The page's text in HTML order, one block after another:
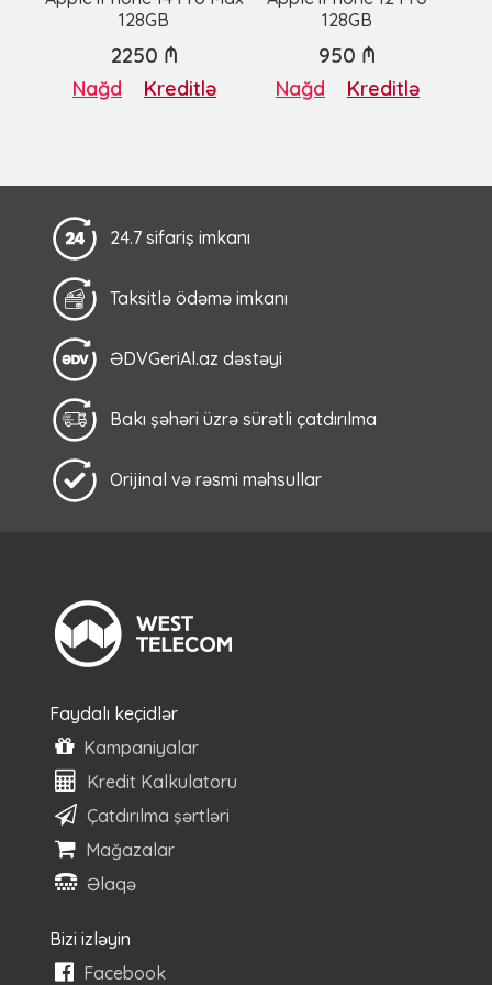
128GB
128GB
2250 ₼
Nağd Kreditlə
950 ₼
Nağd Kreditlə
24.7 sifariş imkanı
Taksitlə ödəmə imkanı
ƏDVGeriAl.az dəstəyi
Bakı şəhəri üzrə sürətli çatdırılma
Orijinal və rəsmi məhsullar
Faydalı keçidlər
Kampaniyalar
Kredit Kalkulatoru
Çatdırılma şərtləri
Mağazalar
Əlaqə
Bizi izləyin
Facebook